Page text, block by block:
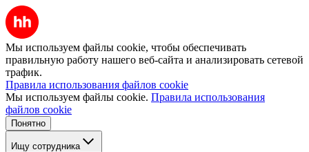
Мы используем файлы cookie, чтобы обеспечивать
правильную работу нашего веб-сайта и анализировать сетевой
трафик.
Правила использования файлов cookie
Мы используем файлы cookie. Правила использования
файлов cookie
Понятно
Ищу сотрудника